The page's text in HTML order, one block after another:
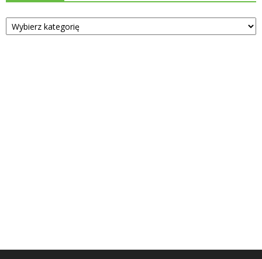
Kategorie